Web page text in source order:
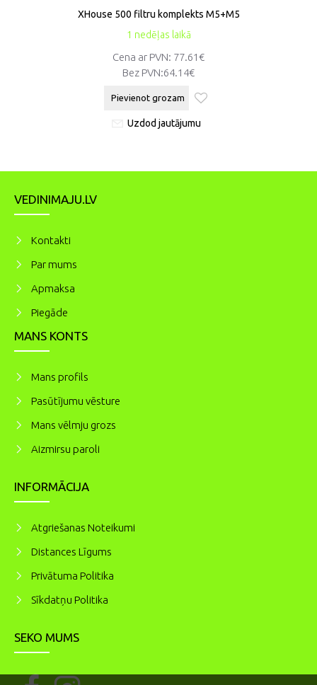
1 nedēļas laikā
XHouse 500 filtru komplekts M5+M5
Cena ar PVN: 77.61€
Bez PVN:64.14€
Pievienot grozam
Uzdod jautājumu
VEDINIMAJU.LV
Kontakti
Par mums
Apmaksa
Piegāde
MANS KONTS
Mans profils
Pasūtījumu vēsture
Mans vēlmju grozs
Aizmirsu paroli
INFORMĀCIJA
Atgriešanas Noteikumi
Distances Līgums
Privātuma Politika
Sīkdatņu Politika
SEKO MUMS